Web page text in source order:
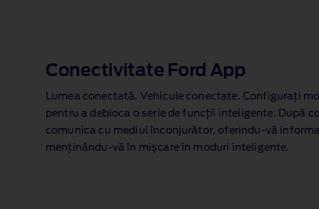
Conectivitate Ford App
Lumea conectată. Vehicule conectate. Configurați
pentru a debloca o serie de funcții inteligente. După
comunica cu mediul înconjurător, oferindu‑vă
menținându‑vă în mișcare în moduri inteligente.